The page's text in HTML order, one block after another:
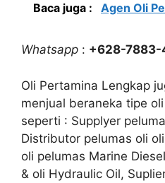
Baca juga : Agen Oli
Whatsapp : +628-
Oli Pertamina Lengkap
menjual beraneka tipe
seperti : Supplyer
Distributor pelumas oli
oli pelumas Marine
& oli Hydraulic Oil,